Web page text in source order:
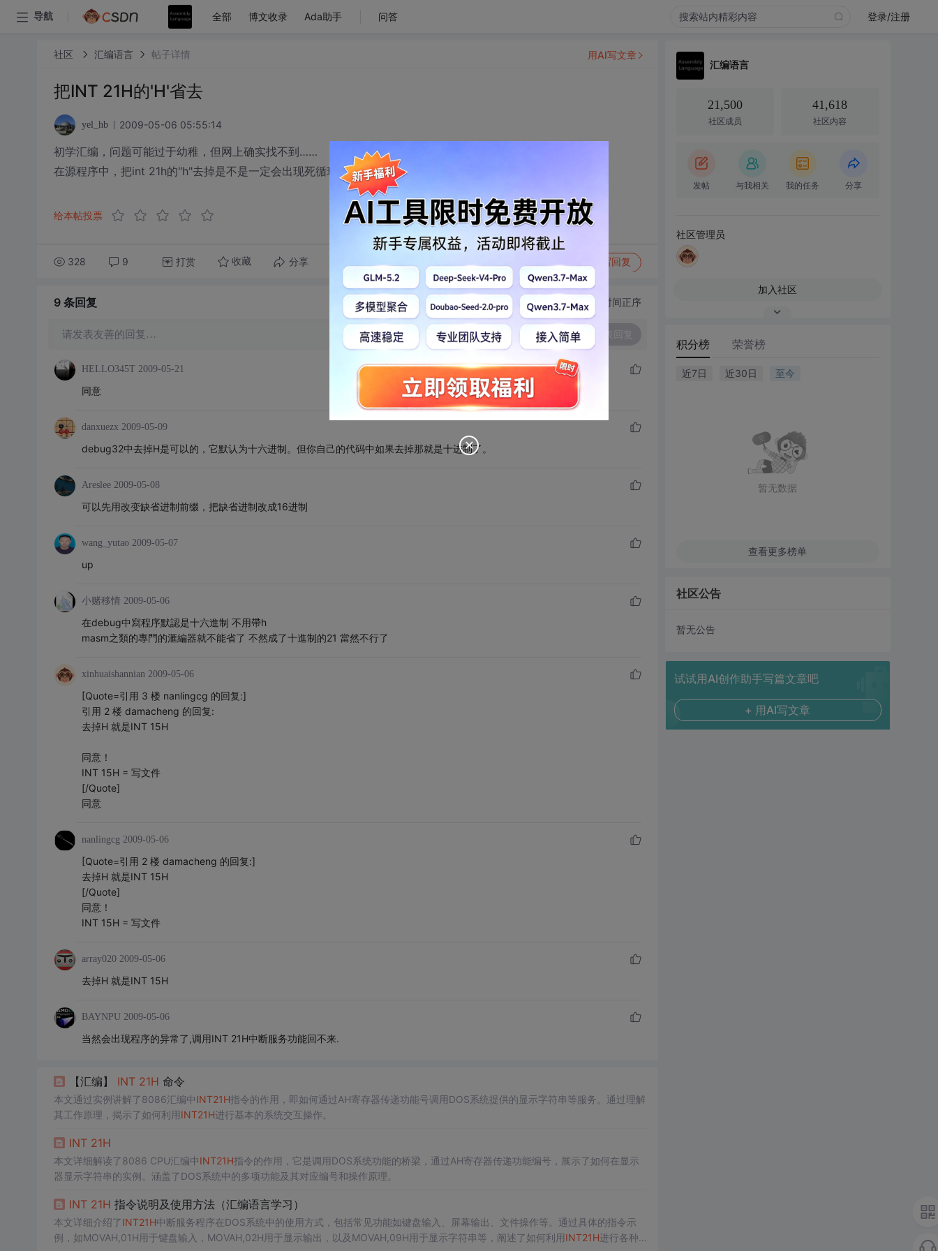
导航 全部 博文收录 Ada助手 问答 登录/注册
社区 汇编语言 帖子详情
把INT 21H的'H'省去
yel_hb 2009-05-06 05:55:14
初学汇编，问题可能过于幼稚，但网上确实找不到……
在源程序中，把int 21h的"h"去掉是不是一定会出现死循环？又为什么会出现这种问题呢？
给本帖投票
328 9 打赏 收藏 分享 写回复
用AI写文章
9 条回复 切换为时间正序
请发表友善的回复…
HELLO345T 2009-05-21
同意
danxuezx 2009-05-09
debug32中去掉H是可以的，它默认为十六进制。但你自己的代码中如果去掉那就是十进制了。
Areslee 2009-05-08
可以先用改变缺省进制前缀，把缺省进制改成16进制
wang_yutao 2009-05-07
up
小赌移情 2009-05-06
在debug中寫程序默認是十六進制 不用帶h
masm之類的專門的滙編器就不能省了 不然成了十進制的21 當然不行了
xinhuaishannian 2009-05-06
[Quote=引用 3 楼 nanlingcg 的回复:]
引用 2 楼 damacheng 的回复:
去掉H 就是INT 15H
同意！
INT 15H = 写文件
[/Quote]
同意
nanlingcg 2009-05-06
[Quote=引用 2 楼 damacheng 的回复:]
去掉H 就是INT 15H
[/Quote]
同意！
INT 15H = 写文件
array020 2009-05-06
去掉H 就是INT 15H
BAYNPU 2009-05-06
当然会出现程序的异常了,调用INT 21H中断服务功能回不来.
【汇编】 INT 21H 命令
本文通过实例讲解了8086汇编中INT21H指令的作用，即如何通过AH寄存器传递功能号调用DOS系统提供的显示字符串等服务。通过理解
其工作原理，揭示了如何利用INT21H进行基本的系统交互操作。
INT 21H
本文详细解读了8086 CPU汇编中INT21H指令的作用，它是调用DOS系统功能的桥梁，通过AH寄存器传递功能编号，展示了如何在显示
器显示字符串的实例。涵盖了DOS系统中的多项功能及其对应编号和操作原理。
INT 21H 指令说明及使用方法（汇编语言学习）
本文详细介绍了INT21H中断服务程序在DOS系统中的使用方式，包括常见功能如键盘输入、屏幕输出、文件操作等。通过具体的指令示
例，如MOVAH,01H用于键盘输入，MOVAH,02H用于显示输出，以及MOVAH,09H用于显示字符串等，阐述了如何利用INT21H进行各种
汇编语言
21,500
社区成员
41,618
社区内容
发帖 与我相关 我的任务 分享
社区管理员
加入社区
积分榜 荣誉榜
近7日 近30日 至今
暂无数据
查看更多榜单
社区公告
暂无公告
试试用AI创作助手写篇文章吧
+ 用AI写文章